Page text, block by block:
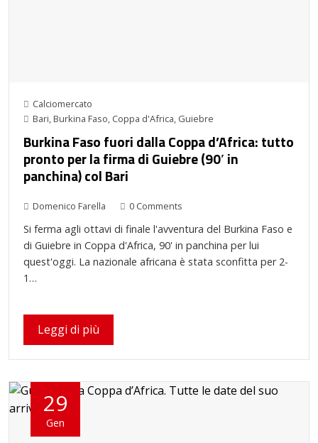
Calciomercato
Bari, Burkina Faso, Coppa d'Africa, Guiebre
Burkina Faso fuori dalla Coppa d’Africa: tutto
pronto per la firma di Guiebre (90′ in
panchina) col Bari
Domenico Farella 0 Comments
Si ferma agli ottavi di finale l'avventura del Burkina Faso e
di Guiebre in Coppa d'Africa, 90' in panchina per lui
quest'oggi. La nazionale africana è stata sconfitta per 2-
1…
Leggi di più
29
Gen